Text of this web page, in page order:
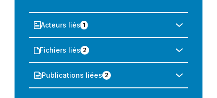
Acteurs liés 1
Fichiers liés 2
Publications liées 2